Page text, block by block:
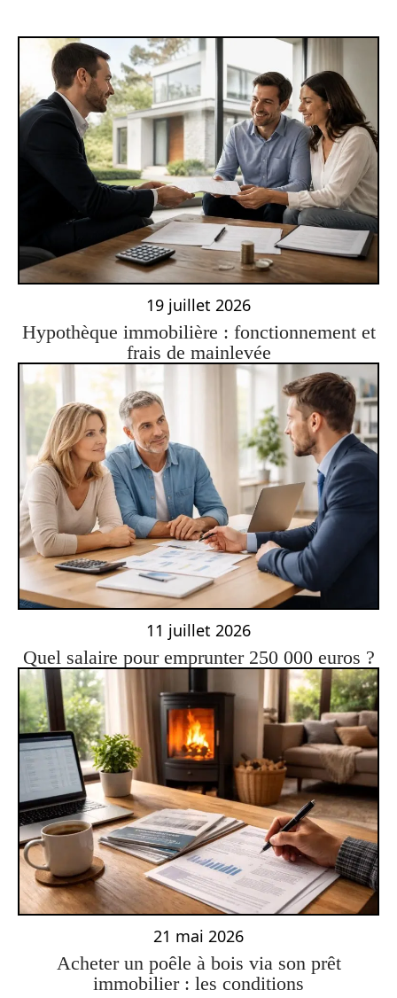
19 juillet 2026
Hypothèque immobilière : fonctionnement et
frais de mainlevée
11 juillet 2026
Quel salaire pour emprunter 250 000 euros ?
21 mai 2026
Acheter un poêle à bois via son prêt
immobilier : les conditions